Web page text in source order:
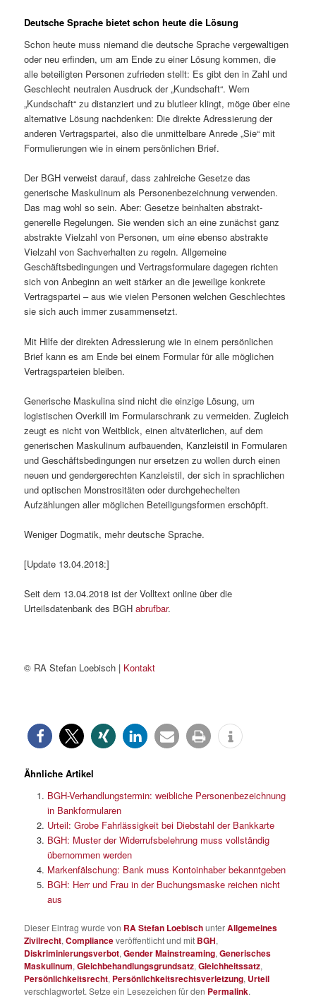
Deutsche Sprache bietet schon heute die Lösung
Schon heute muss niemand die deutsche Sprache vergewaltigen
oder neu erfinden, um am Ende zu einer Lösung kommen, die
alle beteiligten Personen zufrieden stellt: Es gibt den in Zahl und
Geschlecht neutralen Ausdruck der „Kundschaft“. Wem
„Kundschaft“ zu distanziert und zu blutleer klingt, möge über eine
alternative Lösung nachdenken: Die direkte Adressierung der
anderen Vertragspartei, also die unmittelbare Anrede „Sie“ mit
Formulierungen wie in einem persönlichen Brief.
Der BGH verweist darauf, dass zahlreiche Gesetze das
generische Maskulinum als Personenbezeichnung verwenden.
Das mag wohl so sein. Aber: Gesetze beinhalten abstrakt-
generelle Regelungen. Sie wenden sich an eine zunächst ganz
abstrakte Vielzahl von Personen, um eine ebenso abstrakte
Vielzahl von Sachverhalten zu regeln. Allgemeine
Geschäftsbedingungen und Vertragsformulare dagegen richten
sich von Anbeginn an weit stärker an die jeweilige konkrete
Vertragspartei – aus wie vielen Personen welchen Geschlechtes
sie sich auch immer zusammensetzt.
Mit Hilfe der direkten Adressierung wie in einem persönlichen
Brief kann es am Ende bei einem Formular für alle möglichen
Vertragsparteien bleiben.
Generische Maskulina sind nicht die einzige Lösung, um
logistischen Overkill im Formularschrank zu vermeiden. Zugleich
zeugt es nicht von Weitblick, einen altväterlichen, auf dem
generischen Maskulinum aufbauenden, Kanzleistil in Formularen
und Geschäftsbedingungen nur ersetzen zu wollen durch einen
neuen und gendergerechten Kanzleistil, der sich in sprachlichen
und optischen Monstrositäten oder durchgehechelten
Aufzählungen aller möglichen Beteiligungsformen erschöpft.
Weniger Dogmatik, mehr deutsche Sprache.
[Update 13.04.2018:]
Seit dem 13.04.2018 ist der Volltext online über die
Urteilsdatenbank des BGHabrufbar.
© RA Stefan Loebisch | Kontakt
Ähnliche Artikel
BGH-Verhandlungstermin: weibliche Personenbezeichnung
in Bankformularen
Urteil: Grobe Fahrlässigkeit bei Diebstahl der Bankkarte
BGH: Muster der Widerrufsbelehrung muss vollständig
übernommen werden
Markenfälschung: Bank muss Kontoinhaber bekanntgeben
BGH: Herr und Frau in der Buchungsmaske reichen nicht
aus
Dieser Eintrag wurde von RA Stefan LoebischunterAllgemeines
Zivilrecht,Complianceveröffentlicht und mit BGH,
Diskriminierungsverbot,Gender Mainstreaming,Generisches
Maskulinum,Gleichbehandlungsgrundsatz,Gleichheitssatz,
Persönlichkeitsrecht, Persönlichkeitsrechtsverletzung, Urteil
verschlagwortet. Setze ein Lesezeichen für den Permalink.